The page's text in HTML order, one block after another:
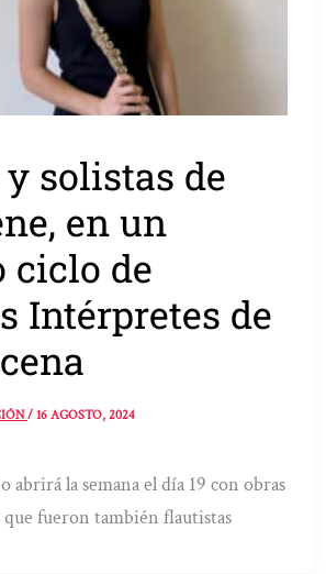
solistas de
en un
ciclo de
Intérpretes de
/16 AGOSTO, 2024
la semana el día 19 con obras
fueron también flautistas